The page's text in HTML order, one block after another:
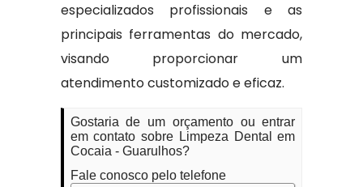
especializados profissionais e as
principais ferramentas do mercado,
visando proporcionar um
atendimento customizado e eficaz.
Gostaria de um orçamento ou entrar
em contato sobre Limpeza Dental em
Cocaia - Guarulhos?
Fale conosco pelo telefone